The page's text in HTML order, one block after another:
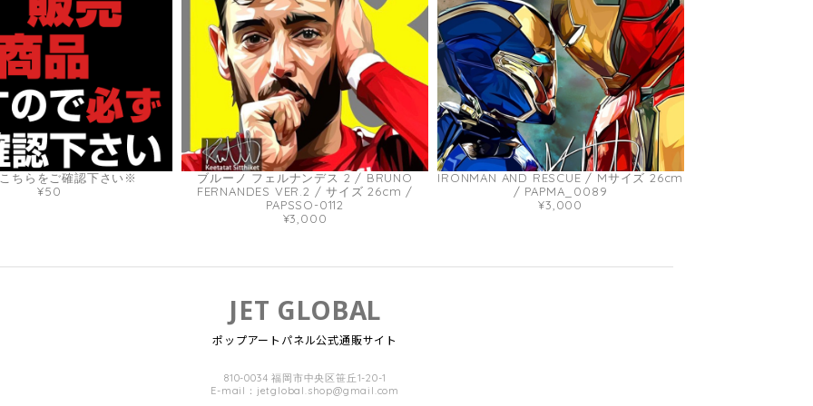
ちらをご確認下さい※
¥50
ブルーノ フェルナンデス 2 / BRUNO
FERNANDES VER.2 / サイズ 26cm /
PAPSSO-0112
¥3,000
IRONMAN AND RESCUE / Mサイズ 26cm
/ PAPMA_0089
¥3,000
JET GLOBAL
ポップアートパネル公式通販サイト
810-0034 福岡市中央区笹丘1-20-1
E-mail： jetglobal.shop@gmail.com